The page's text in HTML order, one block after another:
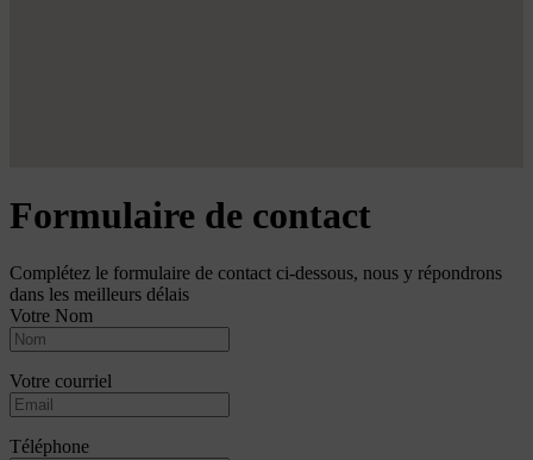
Formulaire de contact
Complétez le formulaire de contact ci-dessous, nous y répondrons
dans les meilleurs délais
Votre Nom
Votre courriel
Téléphone